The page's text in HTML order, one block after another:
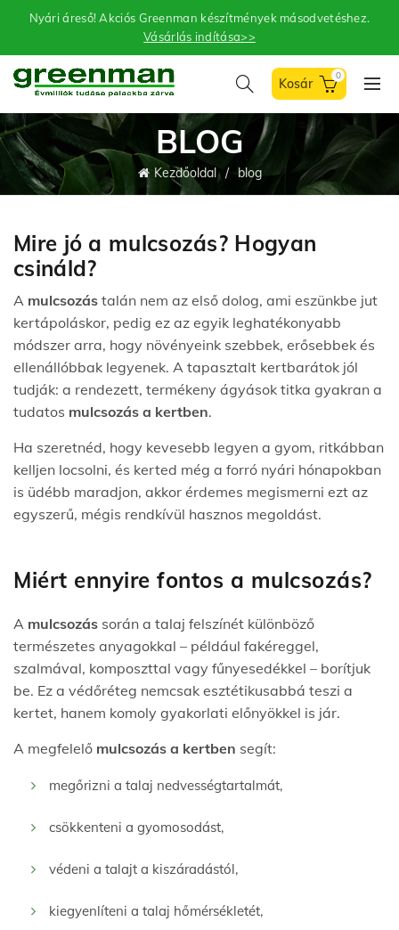
Nyári áreső! Akciós Greenman készítmények másodvetéshez.
Vásárlás indítása>>
0
BLOG
Kezdőoldal blog
Mire jó a mulcsozás? Hogyan
csináld?
A mulcsozás talán nem az első dolog, ami eszünkbe jut
kertápoláskor, pedig ez az egyik leghatékonyabb
módszer arra, hogy növényeink szebbek, erősebbek és
ellenállóbbak legyenek. A tapasztalt kertbarátok jól
tudják: a rendezett, termékeny ágyások titka gyakran a
tudatos mulcsozás a kertben.
Ha szeretnéd, hogy kevesebb legyen a gyom, ritkábban
kelljen locsolni, és kerted még a forró nyári hónapokban
is üdébb maradjon, akkor érdemes megismerni ezt az
egyszerű, mégis rendkívül hasznos megoldást.
Miért ennyire fontos a mulcsozás?
A mulcsozás során a talaj felszínét különböző
természetes anyagokkal – például fakéreggel,
szalmával, komposzttal vagy fűnyesedékkel – borítjuk
be. Ez a védőréteg nemcsak esztétikusabbá teszi a
kertet, hanem komoly gyakorlati előnyökkel is jár.
A megfelelő mulcsozás a kertben segít:
megőrizni a talaj nedvességtartalmát,
csökkenteni a gyomosodást,
védeni a talajt a kiszáradástól,
kiegyenlíteni a talaj hőmérsékletét,